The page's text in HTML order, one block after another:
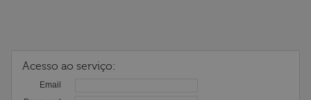
Acesso ao serviço:
Email